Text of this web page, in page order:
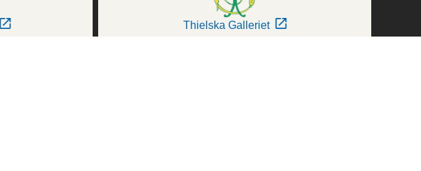
Thielska Galleriet